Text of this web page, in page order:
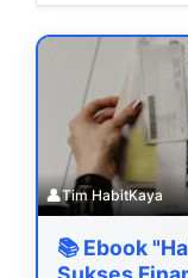
👤Tim HabitKaya
📚 Ebook